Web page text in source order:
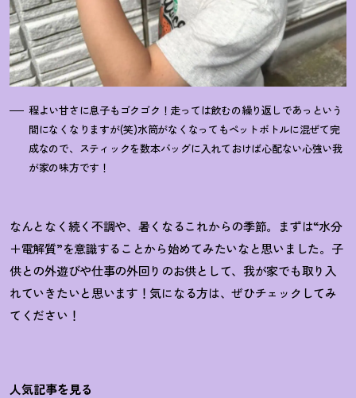
程よい甘さに息子もゴクゴク ！ 走っては飲むの繰り返しであっという
間になくなりますが(笑)水筒がなくなってもペットボトルに混ぜて完
成なので、スティックを数本バッグに入れておけば心配ない心強い我
が家の味方です ！
なんとなく続く不調や、暑くなるこれからの季節。まずは“水分
＋電解質”を意識することから始めてみたいなと思いました。子
供との外遊びや仕事の外回りのお供として、我が家でも取り入
れていきたいと思います ！ 気になる方は、ぜひチェックしてみ
てください ！
人気記事を見る